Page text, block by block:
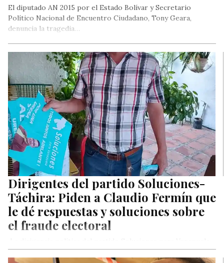
El diputado AN 2015 por el Estado Bolívar y Secretario
Político Nacional de Encuentro Ciudadano, Tony Geara,
denuncia la tragedia…
Dirigentes del partido Soluciones-
Táchira: Piden a Claudio Fermín que
le dé respuestas y soluciones sobre
el fraude electoral
regional del estado Táchira, en compañía sus dirigentes